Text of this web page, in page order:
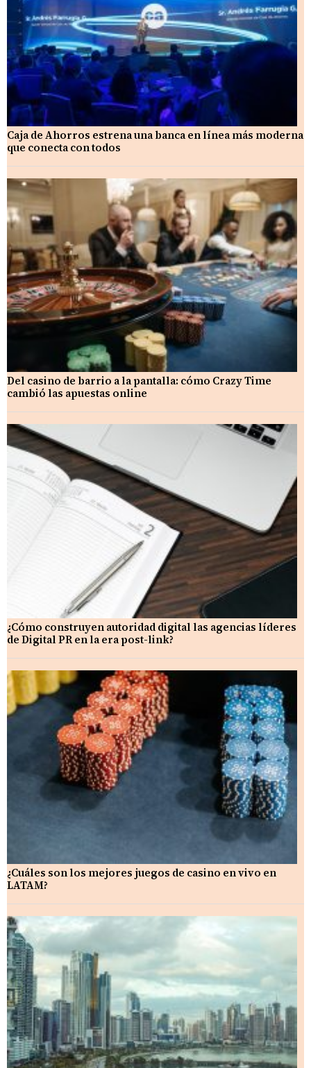
Caja de Ahorros estrena una banca en línea más moderna
que conecta con todos
Del casino de barrio a la pantalla: cómo Crazy Time
cambió las apuestas online
¿Cómo construyen autoridad digital las agencias líderes
de Digital PR en la era post-link?
¿Cuáles son los mejores juegos de casino en vivo en
LATAM?